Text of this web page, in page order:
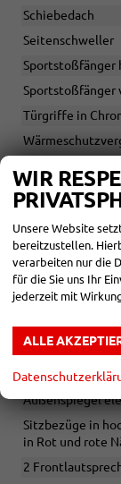
Schiebedach
Seitenschweller
Sportstoßfänger
Türgriffe in
Fensterheber
Heizung mit
Intelligente
Lederlenkrad,
Chromleiste
Außenspiegel
Sitzbezüge in
in Rot und rote
2
WIR
Unsere Website
bereitzustellen.
verarbeiten nur die
für die Sie uns Ihr
jederzeit mit
ALLE